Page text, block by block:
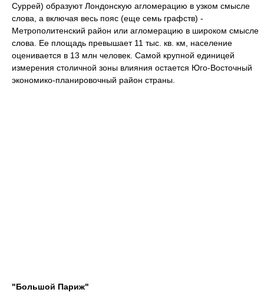
Суррей) образуют Лондонскую агломерацию в узком смысле
слова, а включая весь пояс (еще семь графств) -
Метрополитенский район или агломерацию в широком смысле
слова. Ее площадь превышает 11 тыс. кв. км, население
оценивается в 13 млн человек. Самой крупной единицей
измерения столичной зоны влияния остается Юго-Восточный
экономико-планировочный район страны.
"Большой Париж"